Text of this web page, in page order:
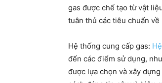
gas được chế tạo từ vật
tuân thủ các tiêu chuẩn
Hệ thống cung cấp gas:
đến các điểm sử dụng,
được lựa chọn và xây